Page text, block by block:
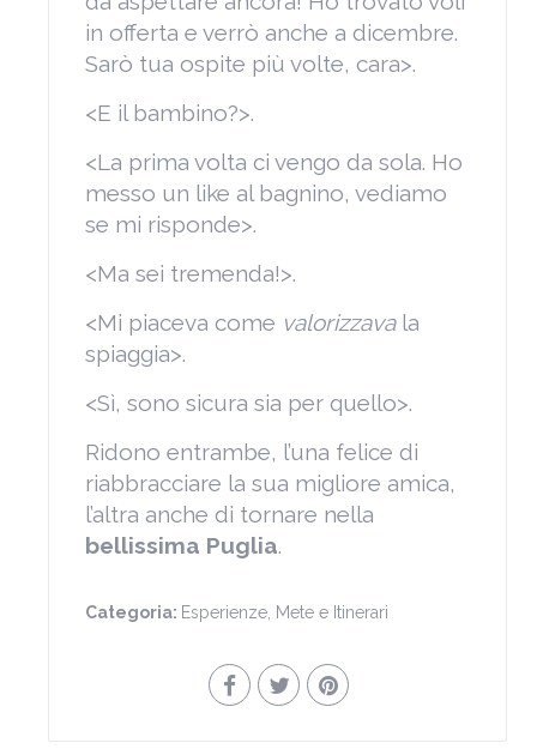
in offerta e verrò anche a dicembre.
Sarò tua ospite più volte, cara>.
<E il bambino?>.
<La prima volta ci vengo da sola. Ho
messo un like al bagnino, vediamo
se mi risponde>.
<Ma sei tremenda!>.
<Mi piaceva come valorizzavala
spiaggia>.
<Sì, sono sicura sia per quello>.
Ridono entrambe, l’una felice di
riabbracciare la sua migliore amica,
l’altra anche di tornare nella
bellissima Puglia.
Categoria: Esperienze Mete e Itinerari